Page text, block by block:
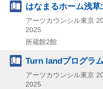
はなまるホーム浅草
アーツカウンシル東京
2025
所蔵館2館
Turn landプログラ
アーツカウンシル東京
2025